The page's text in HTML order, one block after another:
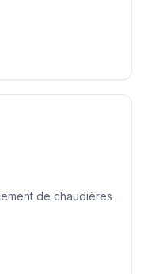
de chaudières